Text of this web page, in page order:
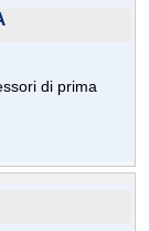
di prima